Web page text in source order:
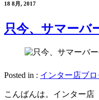
18 8月, 2017
只今、サマーバ
Posted in : インター店ブロ
こんばんは。インター